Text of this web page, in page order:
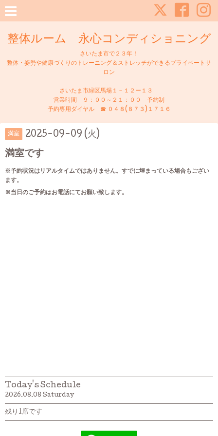
整体ルーム 永心コンディショニング
さいたま市で２３年！
整体・姿勢や健康づくりのトレーニング＆ストレッチができるプライベートサ
ロン
さいたま市緑区馬場１－１２ー１３
営業時間 ９：００～２１：００ 予約制
予約専用ダイヤル ☎ ０４８(８７３)１７１６
満室 2025-09-09 (火)
満室です
※予約状況はリアルタイムではありません。すでに埋まっている場合もござい
ます。
※当日のご予約はお電話にてお願い致します。
Today's Schedule
2026.08.08 Saturday
残り1席です